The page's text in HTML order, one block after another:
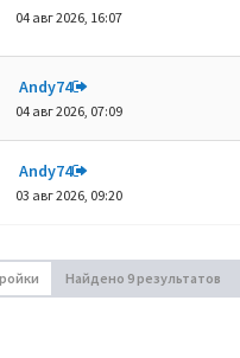
04 авг 2026, 16:07
Andy74
04 авг 2026, 07:09
Andy74
03 авг 2026, 09:20
Найдено 9 результатов